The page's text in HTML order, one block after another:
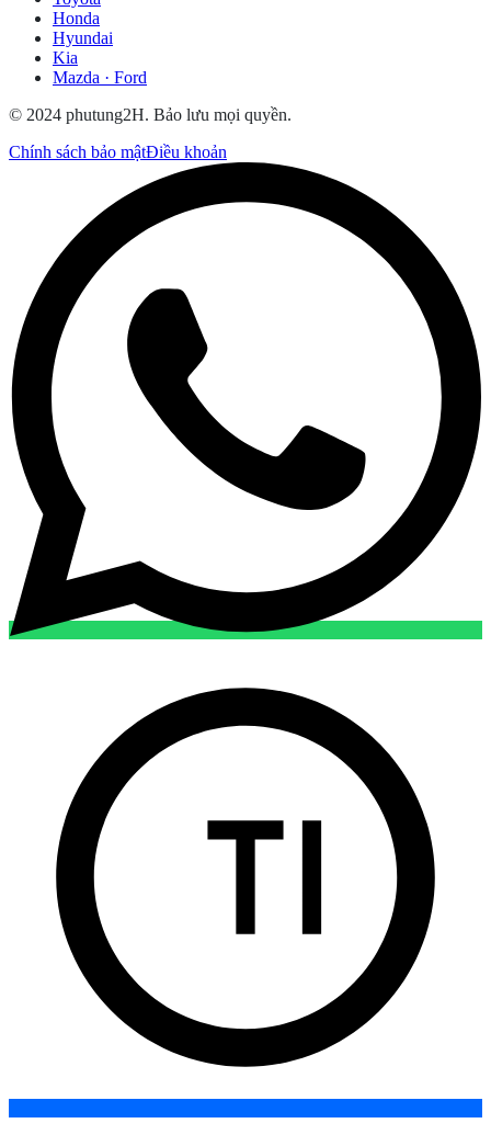
Honda
Hyundai
Kia
Mazda · Ford
© 2024 phutung2H. Bảo lưu mọi quyền.
Chính sách bảo mậtĐiều khoản